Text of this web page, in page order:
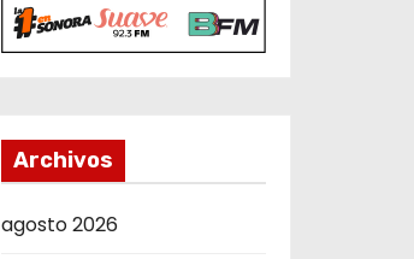
Archivos
agosto 2026